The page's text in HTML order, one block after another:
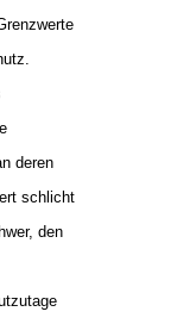
deren
schlicht
den